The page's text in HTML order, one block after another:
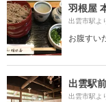
羽根屋
出雲市駅よ
お腹すい
出雲駅
出雲市駅よ